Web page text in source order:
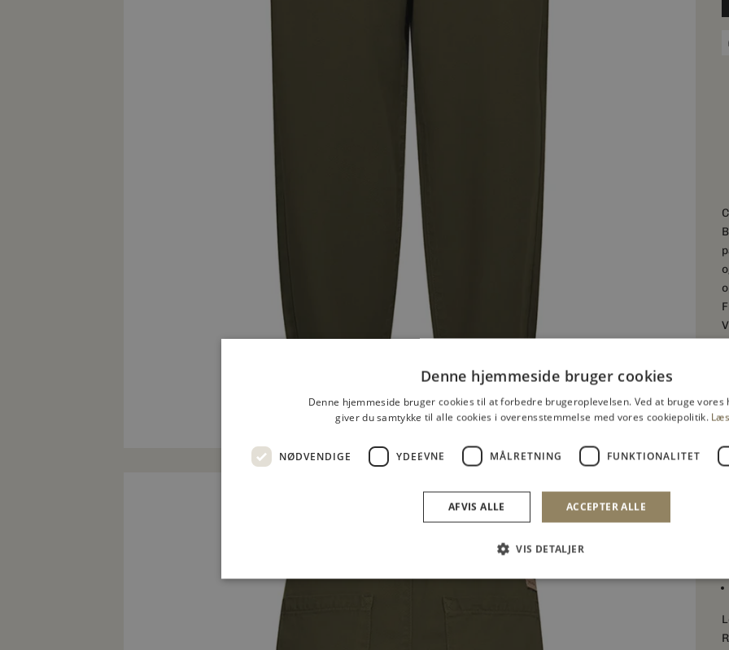
Denne hjemmeside bruger cookies
Denne hjemmeside bruger cookies til at forbedre brugeroplevelsen. Ved at bruge vores
giver du samtykke til alle cookies i overensstemmelse med vores cookiepolitik.
NØDVENDIGE YDEEVNE MÅLRETNING FUNKTIONALITET
ACCEPTER ALLE
AFVIS ALLE
VIS DETALJER